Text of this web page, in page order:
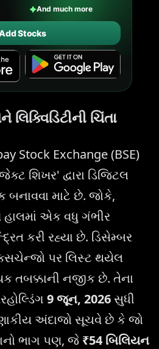
✦And much more
Stocks
ચિંતા
Stock Exchange (BSE)
શિખર' દ્વારા ડિજિટલ
બનાવવા માટે છે. જોકે,
એક વધુ ગંભીર
કરી રહ્યા છે. ડિસેમ્બર
પર લિસ્ટ થયેલ
તબક્કાની નજીક છે. તેના
9 જૂન, 2026સુધી
અંદાજો સૂચવે છે કે જો
ભાગ પણ, જે ₹54 બિલિયન